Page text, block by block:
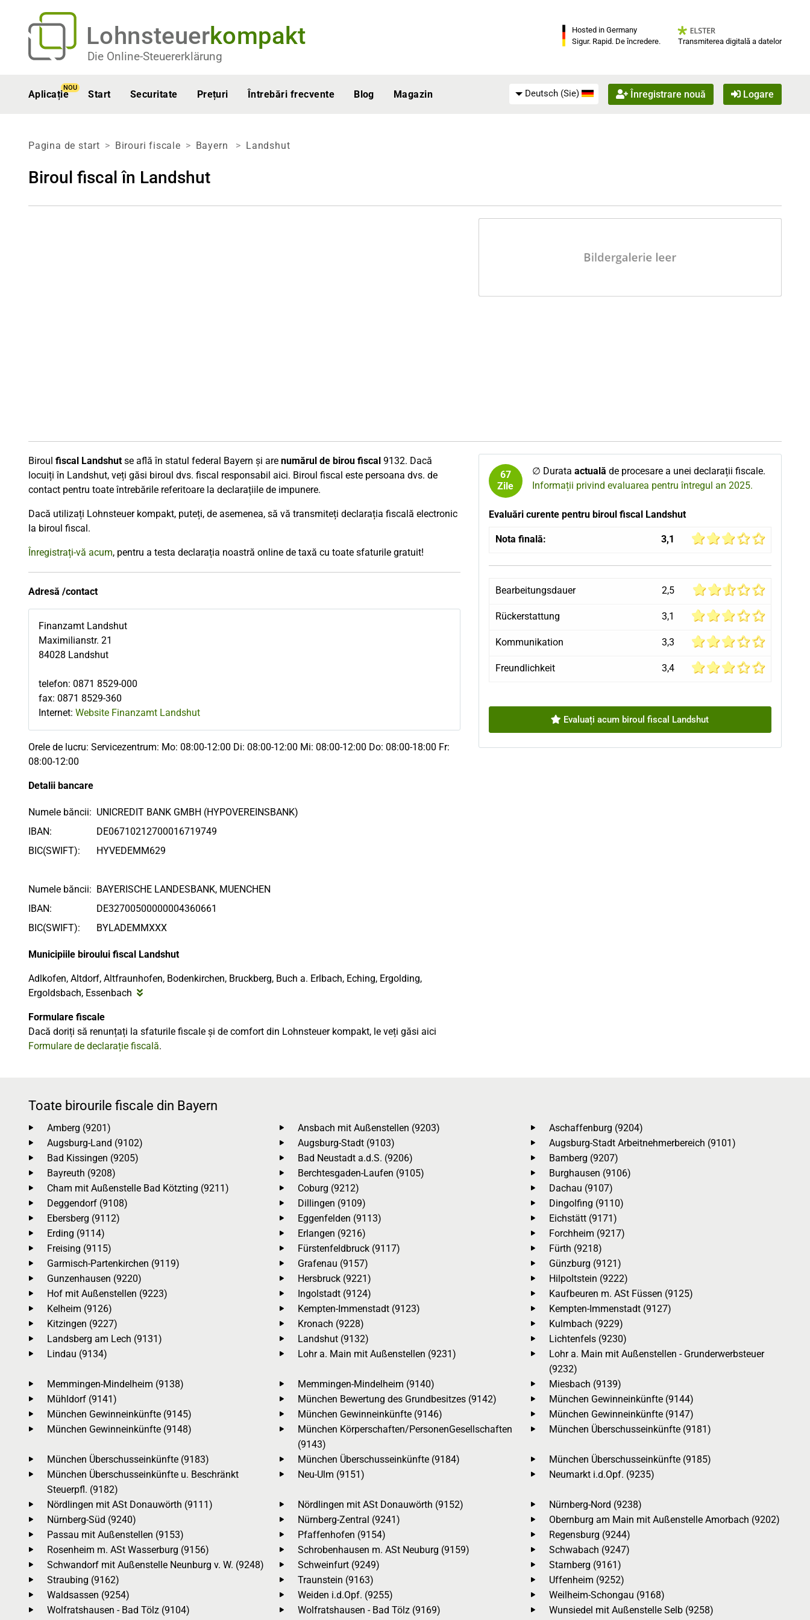
Lohnsteuerkompakt
Die Online-Steuererklärung
Hosted in Germany
Sigur. Rapid. De încredere.
Transmiterea digitală a datelor
Aplicație
NOU
Start Securitate Prețuri Întrebări frecvente Blog Magazin Deutsch (Sie) Înregistrare nouă Logare
Pagina de start Birouri fiscale Bayern Landshut
Biroul fiscal în Landshut
Biroul fiscal Landshutse află în statul federal Bayern și are numărul de birou fiscal 9132. Dacă
locuiți în Landshut, veți găsi biroul dvs. fiscal responsabil aici. Biroul fiscal este persoana dvs. de
contact pentru toate întrebările referitoare la declarațiile de impunere.
Dacă utilizați Lohnsteuer kompakt, puteți, de asemenea, să vă transmiteți declarația fiscală electronic
la biroul fiscal.
Înregistrați-vă acum, pentru a testa declarația noastră online de taxă cu toate sfaturile gratuit!
Adresă /contact
Finanzamt Landshut
Maximilianstr. 21
84028 Landshut
telefon: 0871 8529-000
fax: 0871 8529-360
Internet: Website Finanzamt Landshut
Orele de lucru: Servicezentrum: Mo: 08:00-12:00 Di: 08:00-12:00 Mi: 08:00-12:00 Do: 08:00-18:00 Fr:
08:00-12:00
Detalii bancare
Numele băncii: UNICREDIT BANK GMBH (HYPOVEREINSBANK)
IBAN:
DE06710212700016719749
BIC(SWIFT):
HYVEDEMM629
Numele băncii: BAYERISCHE LANDESBANK, MUENCHEN
IBAN:
DE32700500000004360661
BIC(SWIFT):
BYLADEMMXXX
Municipiile biroului fiscal Landshut
Adlkofen, Altdorf, Altfraunhofen, Bodenkirchen, Bruckberg, Buch a. Erlbach, Eching, Ergolding,
Ergoldsbach, Essenbach
Formulare fiscale
Dacă doriți să renunțați la sfaturile fiscale și de comfort din Lohnsteuer kompakt, le veți găsi aici
Formulare de declarație fiscală.
67
Zile
∅ Durata actuală de procesare a unei declarații fiscale.
Informații privind evaluarea pentru întregul an 2025.
Evaluări curente pentru biroul fiscal Landshut
Nota finală: 3,1
Bearbeitungsdauer 2,5
Rückerstattung 3,1
Kommunikation 3,3
Freundlichkeit 3,4
Evaluați acum biroul fiscal Landshut
Toate birourile fiscale din Bayern
Amberg (9201) Ansbach mit Außenstellen (9203)
Aschaffenburg (9204)
Augsburg-Land (9102)
Augsburg-Stadt (9103)
Augsburg-Stadt Arbeitnehmerbereich (9101)
Bad Kissingen (9205)
Bad Neustadt a.d.S. (9206)
Bamberg (9207)
Bayreuth (9208)
Berchtesgaden-Laufen (9105)
Burghausen (9106)
Cham mit Außenstelle Bad Kötzting (9211)
Coburg (9212)
Dachau (9107)
Deggendorf (9108)
Dillingen (9109)
Dingolfing (9110)
Ebersberg (9112)
Eggenfelden (9113)
Eichstätt (9171)
Erding (9114)
Erlangen (9216)
Forchheim (9217)
Freising (9115)
Fürstenfeldbruck (9117)
Fürth (9218)
Garmisch-Partenkirchen (9119)
Grafenau (9157)
Günzburg (9121)
Gunzenhausen (9220)
Hersbruck (9221)
Hilpoltstein (9222)
Hof mit Außenstellen (9223)
Ingolstadt (9124)
Kaufbeuren m. ASt Füssen (9125)
Kelheim (9126)
Kempten-Immenstadt (9123)
Kempten-Immenstadt (9127)
Kitzingen (9227)
Kronach (9228)
Kulmbach (9229)
Landsberg am Lech (9131)
Landshut (9132)
Lichtenfels (9230)
Lindau (9134)
Lohr a. Main mit Außenstellen (9231)
Lohr a. Main mit Außenstellen - Grunderwerbsteuer
(9232)
Memmingen-Mindelheim (9138)
Memmingen-Mindelheim (9140)
Miesbach (9139)
Mühldorf (9141)
München Bewertung des Grundbesitzes (9142)
München Gewinneinkünfte (9144)
München Gewinneinkünfte (9145)
München Gewinneinkünfte (9146)
München Gewinneinkünfte (9147)
München Gewinneinkünfte (9148)
München Körperschaften/PersonenGesellschaften
(9143)
München Überschusseinkünfte (9181)
München Überschusseinkünfte (9183) München Überschusseinkünfte (9184)
München Überschusseinkünfte (9185)
München Überschusseinkünfte u. Beschränkt
Steuerpfl. (9182)
Neu-Ulm (9151) Neumarkt i.d.Opf. (9235)
Nördlingen mit ASt Donauwörth (9111) Nördlingen mit ASt Donauwörth (9152)
Nürnberg-Nord (9238)
Nürnberg-Süd (9240)
Nürnberg-Zentral (9241)
Obernburg am Main mit Außenstelle Amorbach (9202)
Passau mit Außenstellen (9153)
Pfaffenhofen (9154)
Regensburg (9244)
Rosenheim m. ASt Wasserburg (9156)
Schrobenhausen m. ASt Neuburg (9159)
Schwabach (9247)
Schwandorf mit Außenstelle Neunburg v. W. (9248)
Schweinfurt (9249)
Starnberg (9161)
Straubing (9162)
Traunstein (9163)
Uffenheim (9252)
Waldsassen (9254)
Weiden i.d.Opf. (9255)
Weilheim-Schongau (9168)
Wolfratshausen - Bad Tölz (9104)
Wolfratshausen - Bad Tölz (9169)
Wunsiedel mit Außenstelle Selb (9258)